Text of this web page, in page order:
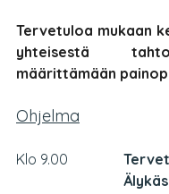
Tervetuloa mukaan
yhteisestä
määrittämään
Ohjelma